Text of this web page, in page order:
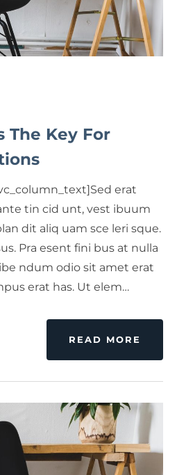
The Key For
erat
tin cid unt, vest ibuum
dit aliq uam sce leri sque.
Pra esent fini bus at nulla
ndum odio sit amet erat
erat has. Ut elem…
READ MORE